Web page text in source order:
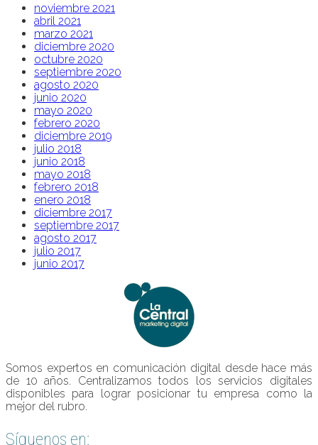
noviembre 2021
abril 2021
marzo 2021
diciembre 2020
octubre 2020
septiembre 2020
agosto 2020
junio 2020
mayo 2020
febrero 2020
diciembre 2019
julio 2018
junio 2018
mayo 2018
febrero 2018
enero 2018
diciembre 2017
septiembre 2017
agosto 2017
julio 2017
junio 2017
Somos expertos en comunicación digital desde hace más
de 10 años. Centralizamos todos los servicios digitales
disponibles para lograr posicionar tu empresa como la
mejor del rubro.
Síguenos en: